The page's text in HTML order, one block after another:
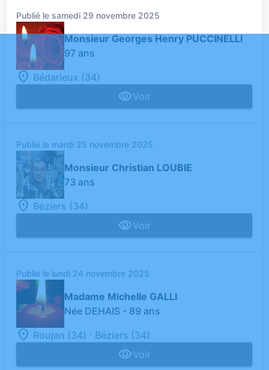
Publié le samedi 29 novembre 2025
Monsieur Georges Henry PUCCINELLI
97 ans
Bédarieux (34)
Voir
Publié le mardi 25 novembre 2025
Monsieur Christian LOUBIE
73 ans
Béziers (34)
Voir
Publié le lundi 24 novembre 2025
Madame Michelle GALLI
Née DEHAIS - 89 ans
Roujan (34) - Béziers (34)
Voir